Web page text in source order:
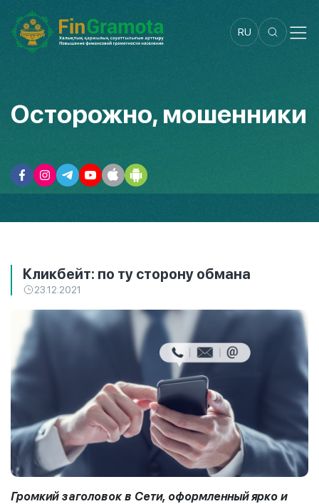
RU
Осторожно, мошенники
Кликбейт: по ту сторону обмана
23.12.2021
Громкий заголовок в Сети, оформленный ярко и